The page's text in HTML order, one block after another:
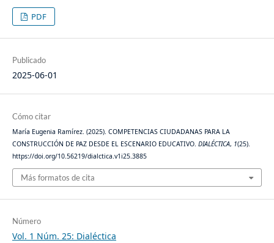
PDF
Publicado
2025-06-01
Cómo citar
María Eugenia Ramírez. (2025). COMPETENCIAS CIUDADANAS PARA LA
CONSTRUCCIÓN DE PAZ DESDE EL ESCENARIO EDUCATIVO. DIALÉCTICA, 1(25).
https://doi.org/10.56219/dialctica.v1i25.3885
Más formatos de cita
Número
Vol. 1 Núm. 25: Dialéctica